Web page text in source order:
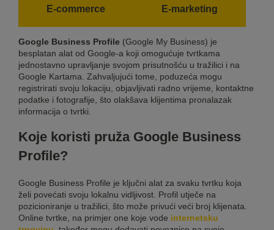
E-commerce E-marketing
Google Business Profile (Google My Business) je
besplatan alat od Google-a koji omogućuje tvrtkama
jednostavno upravljanje svojom prisutnošću u tražilici i na
Google Kartama. Zahvaljujući tome, poduzeća mogu
registrirati svoju lokaciju, objavljivati radno vrijeme, kontaktne
podatke i fotografije, što olakšava klijentima pronalazak
informacija o tvrtki.
Koje koristi pruža Google Business
Profile?
Google Business Profile je ključni alat za svaku tvrtku koja
želi povećati svoju lokalnu vidljivost. Profil utječe na
pozicioniranje u tražilici, što može privući veći broj klijenata.
Online tvrtke, na primjer one koje vode internetsku